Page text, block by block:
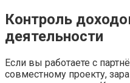
Контроль
деятельности
Если вы работаете с
совместному проекту,